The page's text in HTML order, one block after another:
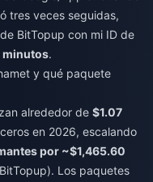
tres veces seguidas,
BitTopup con mi ID de
minutos.
y qué paquete
alrededor de $1.07
en 2026, escalando
por ~$1,465.60
Los paquetes